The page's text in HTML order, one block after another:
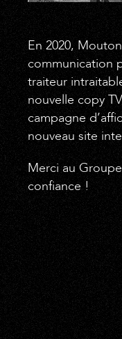
En 2020,
communication
traiteur
nouvelle copy
campagne
nouveau site
Merci au
confiance !